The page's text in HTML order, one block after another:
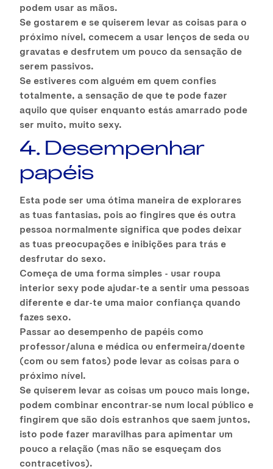
podem usar as mãos.
Se gostarem e se quiserem levar as coisas para o
próximo nível, comecem a usar lenços de seda ou
gravatas e desfrutem um pouco da sensação de
serem passivos.
Se estiveres com alguém em quem confies
totalmente, a sensação de que te pode fazer
aquilo que quiser enquanto estás amarrado pode
ser muito, muito sexy.
4. Desempenhar
papéis
Esta pode ser uma ótima maneira de explorares
as tuas fantasias, pois ao fingires que és outra
pessoa normalmente significa que podes deixar
as tuas preocupações e inibições para trás e
desfrutar do sexo.
Começa de uma forma simples - usar roupa
interior sexy pode ajudar-te a sentir uma pessoas
diferente e dar-te uma maior confiança quando
fazes sexo.
Passar ao desempenho de papéis como
professor/aluna e médica ou enfermeira/doente
(com ou sem fatos) pode levar as coisas para o
próximo nível.
Se quiserem levar as coisas um pouco mais longe,
podem combinar encontrar-se num local público e
fingirem que são dois estranhos que saem juntos,
isto pode fazer maravilhas para apimentar um
pouco a relação (mas não se esqueçam dos
contracetivos).